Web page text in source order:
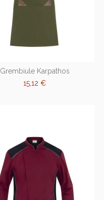
Grembiule Karpathos
15,12 €